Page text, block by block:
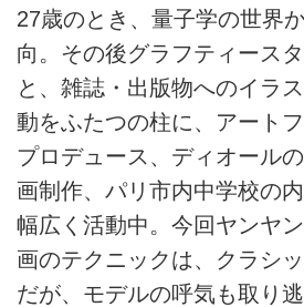
27歳のとき、量子学の世界
向。その後グラフティース
と、雑誌・出版物へのイラ
動をふたつの柱に、アート
プロデュース、ディオール
画制作、パリ市内中学校の
幅広く活動中。今回ヤンヤ
画のテクニックは、クラシ
だが、モデルの呼気も取り